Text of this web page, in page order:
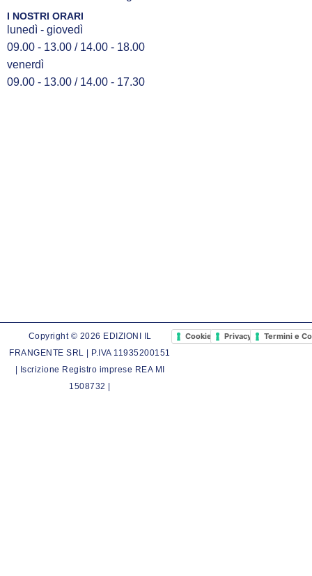
I NOSTRI ORARI
lunedì - giovedì
09.00 - 13.00 / 14.00 - 18.00
venerdì
09.00 - 13.00 / 14.00 - 17.30
Copyright © 2026 EDIZIONI IL
FRANGENTE SRL | P.IVA 11935200151
| Iscrizione Registro imprese REA MI
1508732 |
Cookie PolicyPrivacy PolicyTermini e